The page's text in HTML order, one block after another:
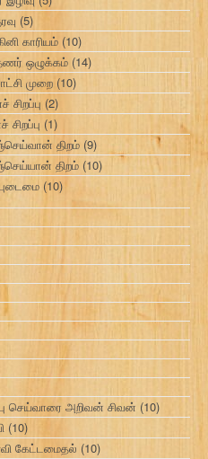
(5)
காரியம் (10)
ஒழுக்கம் (14)
முறை (10)
(2)
(1)
திறம் (9)
திறம் (10)
(10)
செய்வாரை அறிவன் சிவன் (10)
(10)
கேட்டமைதல் (10)